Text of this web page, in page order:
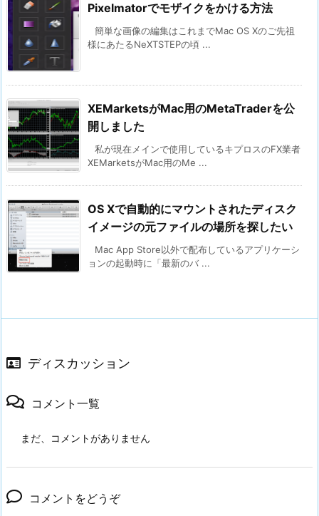
Pixelmatorでモザイクをかける方法
簡単な画像の編集はこれまでMac OS Xのご先祖
様にあたるNeXTSTEPの頃 ...
XEMarketsがMac用のMetaTraderを公
開しました
私が現在メインで使用しているキプロスのFX業者
XEMarketsがMac用のMe ...
OS Xで自動的にマウントされたディスク
イメージの元ファイルの場所を探したい
Mac App Store以外で配布しているアプリケーシ
ョンの起動時に「最新のバ ...
ディスカッション
コメント一覧
まだ、コメントがありません
コメントをどうぞ